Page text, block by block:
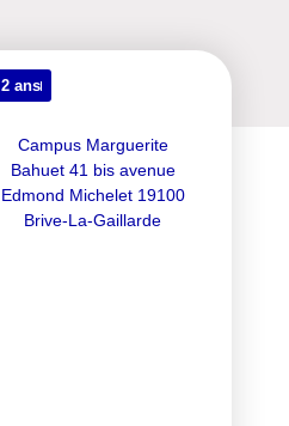
2 ans
Campus Marguerite
Bahuet 41 bis avenue
Edmond Michelet 19100
Brive-La-Gaillarde